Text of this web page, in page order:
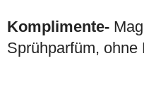
Komplimente-
Sprühparfüm, ohne